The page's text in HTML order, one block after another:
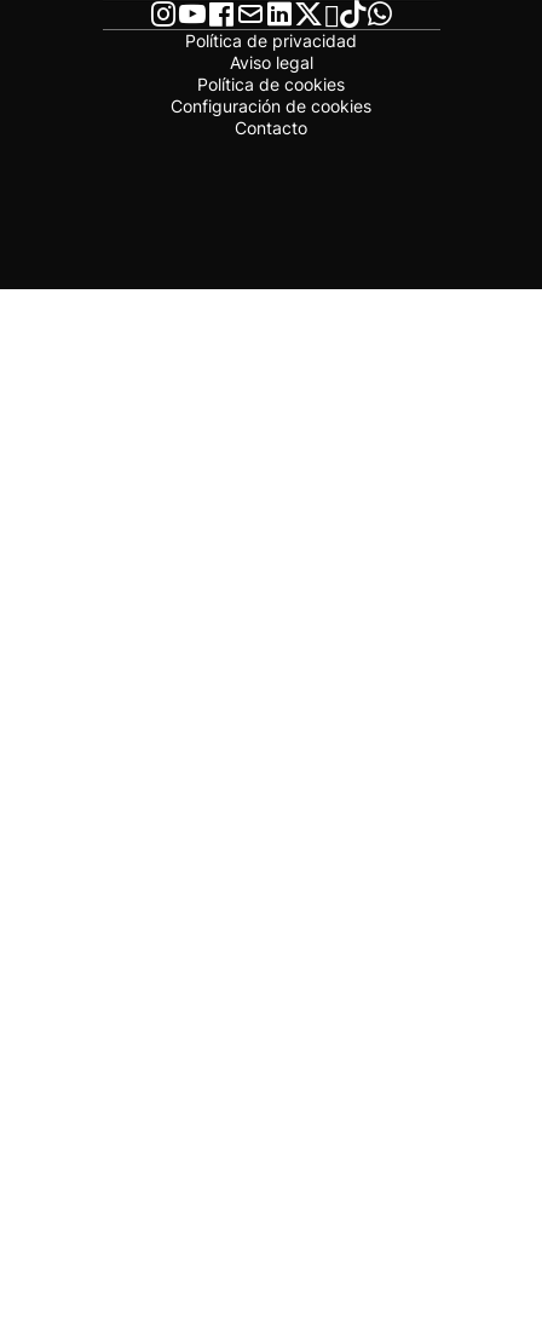
Política de privacidad
Aviso legal
Política de cookies
Configuración de cookies
Contacto